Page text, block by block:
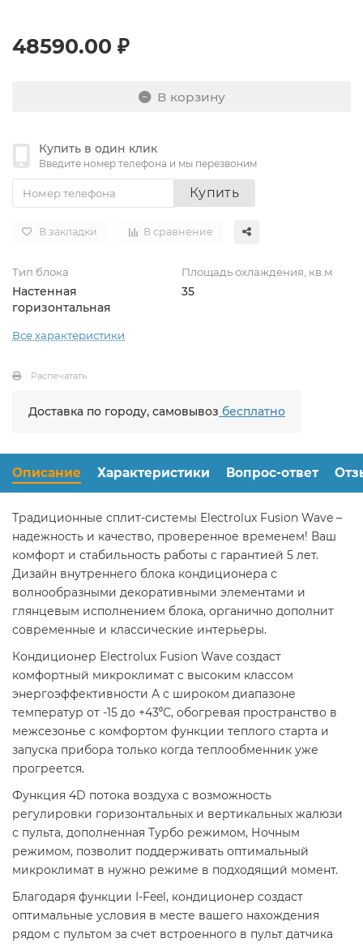
48590.00 ₽
В корзину
Купить в один клик
Введите номер телефона и мы перезвоним
Купить
В закладки В сравнение
Тип блока
Настенная
горизонтальная
Площадь охлаждения, кв.м
35
Все характеристики
Распечатать
Доставка по городу, самовывоз бесплатно
Описание Характеристики Вопрос-ответ
Традиционные сплит-системы Electrolux Fusion Wave –
надежность и качество, проверенное временем! Ваш
комфорт и стабильность работы с гарантией 5 лет.
Дизайн внутреннего блока кондиционера с
волнообразными декоративными элементами и
глянцевым исполнением блока, органично дополнит
современные и классические интерьеры.
Кондиционер Electrolux Fusion Wave создаст
комфортный микроклимат с высоким классом
энергоэффективности А с широком диапазоне
температур от -15 до +43⁰С, обогревая пространство в
межсезонье с комфортом функции теплого старта и
запуска прибора только когда теплообменник уже
прогреется.
Функция 4D потока воздуха с возможность
регулировки горизонтальных и вертикальных жалюзи
с пульта, дополненная Турбо режимом, Ночным
режимом, позволит поддерживать оптимальный
микроклимат в нужно режиме в подходящий момент.
Благодаря функции I-Feel, кондиционер создаст
оптимальные условия в месте вашего нахождения
рядом с пультом за счет встроенного в пульт датчика